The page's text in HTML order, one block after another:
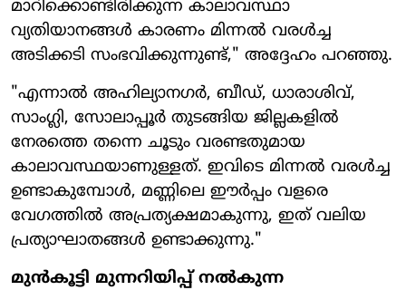
മാറിക്കൊണ്ടിരിക്കുന്ന കാലാവസ്ഥാ
വ്യതിയാനങ്ങൾ കാരണം മിന്നൽ വരൾച്ച
അടിക്കടി സംഭവിക്കുന്നുണ്ട്," അദ്ദേഹം പറഞ്ഞു.
"എന്നാൽ അഹില്യാനഗർ, ബീഡ്, ധാരാശിവ്,
സാംഗ്ലി, സോലാപ്പൂർ തുടങ്ങിയ ജില്ലകളിൽ
നേരത്തെ തന്നെ ചൂടും വരണ്ടതുമായ
കാലാവസ്ഥയാണുള്ളത്. ഇവിടെ മിന്നൽ വരൾച്ച
ഉണ്ടാകുമ്പോൾ, മണ്ണിലെ ഈർപ്പം വളരെ
വേഗത്തിൽ അപ്രത്യക്ഷമാകുന്നു, ഇത് വലിയ
പ്രത്യാഘാതങ്ങൾ ഉണ്ടാക്കുന്നു."
മുൻകൂട്ടി മുന്നറിയിപ്പ് നൽകുന്ന